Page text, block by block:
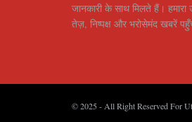
जानकारी के साथ मिलते हैं। हमारा
तेज़, निष्पक्ष और भरोसेमंद खबरें
© 2025 - All Right Reserved For